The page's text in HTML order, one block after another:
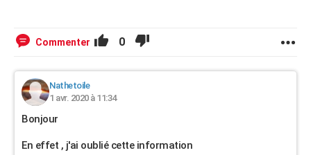
Commenter 0
Nathetoile
1 avr. 2020 à 11:34
Bonjour
En effet , j'ai oublié cette information